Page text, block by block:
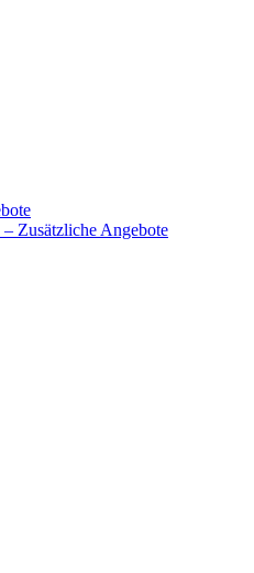
Zusätzliche Angebote